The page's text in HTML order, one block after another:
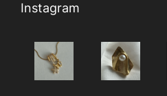
Instagram